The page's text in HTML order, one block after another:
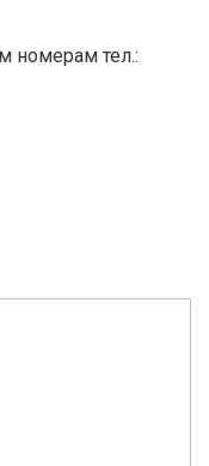
номерам тел.: